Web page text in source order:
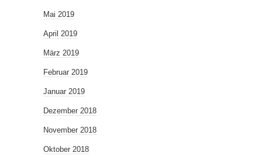
Mai 2019
April 2019
März 2019
Februar 2019
Januar 2019
Dezember 2018
November 2018
Oktober 2018